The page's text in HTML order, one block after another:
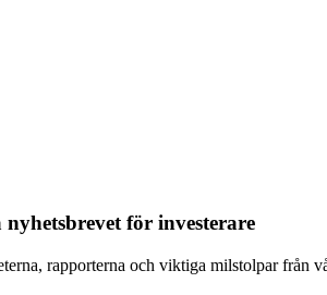
för investerare
rapporterna och viktiga milstolpar